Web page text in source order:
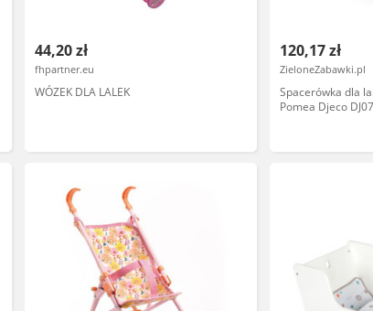
44,20 zł
fhpartner.eu
WÓZEK DLA LALEK
120,17 zł
ZieloneZabawki.pl
Spacerówka dla
Pomea Djeco